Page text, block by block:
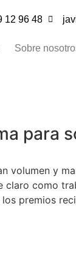
12 96 48
Sobre
para
volumen y
como
premios